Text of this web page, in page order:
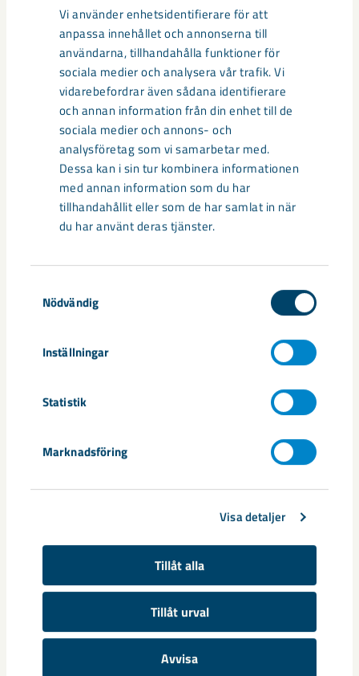
Vi använder enhetsidentifierare för att
anpassa innehållet och annonserna till
användarna, tillhandahålla funktioner för
sociala medier och analysera vår trafik. Vi
vidarebefordrar även sådana identifierare
och annan information från din enhet till de
sociala medier och annons- och
analysföretag som vi samarbetar med.
Dessa kan i sin tur kombinera informationen
med annan information som du har
tillhandahållit eller som de har samlat in när
du har använt deras tjänster.
Nödvändig
Inställningar
Statistik
Marknadsföring
Visa detaljer
Tillåt alla
Tillåt urval
Avvisa
Relaterat innehåll
Sibirien-området i gamla Kiruna
centrum avvecklas under 2026
Under sommaren 2026 fortsätter avveckling av fastigheter i
gamla Kiruna centrum på grund av den pågående gruvdriften